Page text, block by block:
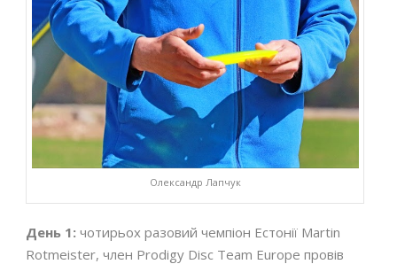
Олександр Лапчук
День 1: чотирьох разовий чемпіон Естонії Martin
Rotmeister, член Prodigy Disc Team Europe провів